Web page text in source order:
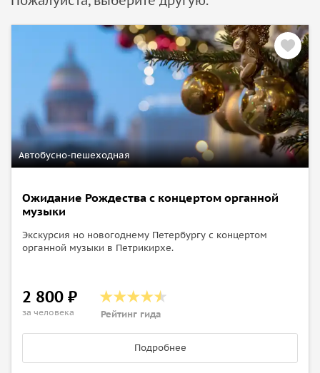
наряжать елку. Вы узнаете как наряжали традиционно
ёлку в период императорской России. Зарядимся мощным
позитивом на весь новый год
Автобусно-пешеходная
Ожидание Рождества с концертом органной
музыки
Экскурсия но новогоднему Петербургу с концертом
органной музыки в Петрикирхе.
2 800 ₽
за человека Рейтинг гида
Подробнее